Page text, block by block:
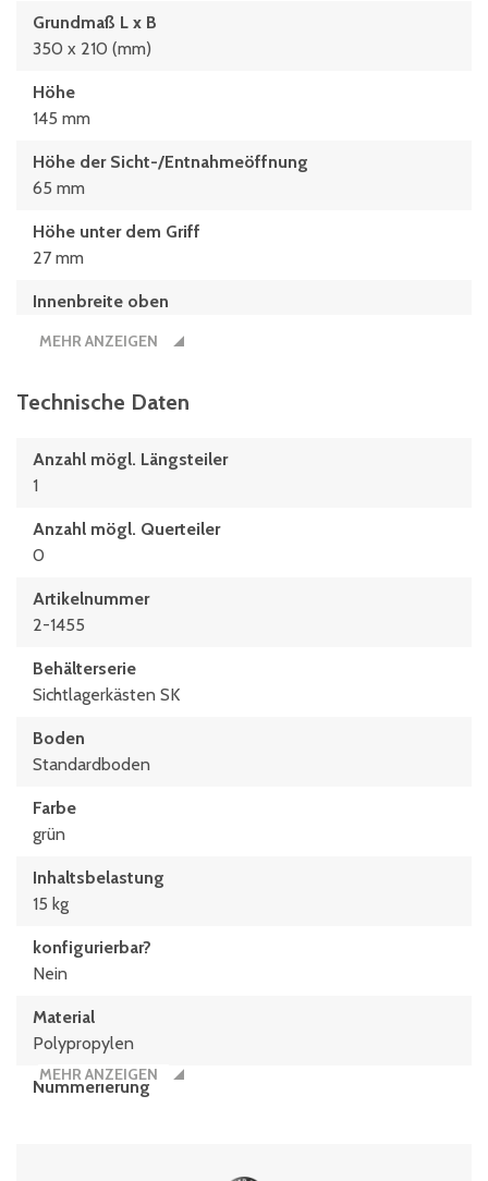
Grundmaß L x B
350 x 210 (mm)
Höhe
145 mm
Höhe der Sicht-/Entnahmeöffnung
65 mm
Höhe unter dem Griff
27 mm
Innenbreite oben
184 mm
134 mm
299 mm
296 mm
350 mm
138 mm
MEHR ANZEIGEN
Technische Daten
Anzahl mögl. Längsteiler
1
Anzahl mögl. Querteiler
0
Artikelnummer
2-1455
Behälterserie
Sichtlagerkästen SK
Boden
Standardboden
Farbe
grün
Inhaltsbelastung
15 kg
konfigurierbar?
Nein
Material
Polypropylen
Nummerierung
MEHR ANZEIGEN